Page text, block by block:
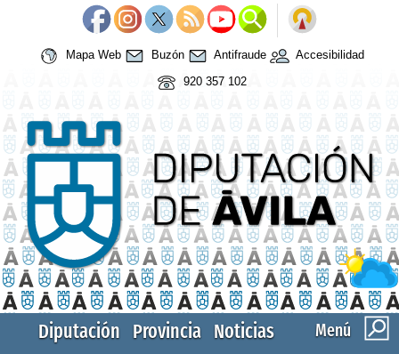
Mapa Web Buzón Antifraude
Accesibilidad
920 357 102
Menú
Diputación Provincia Noticias